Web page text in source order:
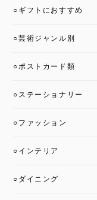
○ギフトにおすすめ
○芸術ジャンル別
○ポストカード類
○ステーショナリー
○ファッション
○インテリア
○ダイニング